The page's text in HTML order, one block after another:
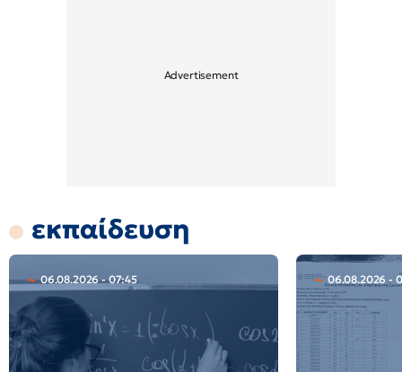
εκπαίδευση
06.08.2026 - 07:45 06.08.2026 -